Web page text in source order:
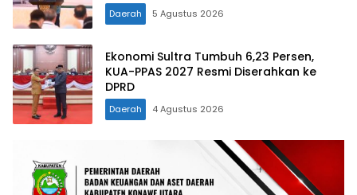
Daerah 5 Agustus 2026
Ekonomi Sultra Tumbuh 6,23 Persen,
KUA-PPAS 2027 Resmi Diserahkan ke
DPRD
Daerah 4 Agustus 2026